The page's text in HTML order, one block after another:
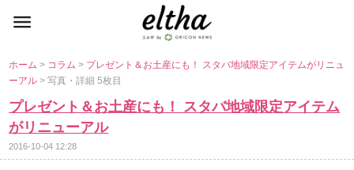
ホーム> コラム> プレゼント＆お土産にも！ スタバ地域限定アイテムがリニュ
ーアル> 写真・詳細 5枚目
プレゼント＆お土産にも！ スタバ地域限定アイテム
がリニューアル
2016-10-04 12:28